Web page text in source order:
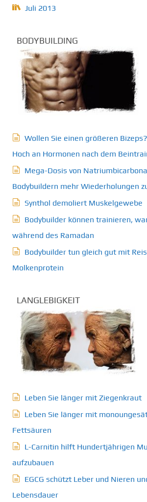
Juli 2013
BODYBUILDING
Wollen Sie einen größeren
Hoch an Hormonen nach dem
Mega-Dosis von
Bodybuildern mehr Wiederholungen
Synthol demoliert Muskelgewebe
Bodybuilder können trainieren,
während des Ramadan
Bodybuilder tun gleich gut mit
Molkenprotein
LANGLEBIGKEIT
Leben Sie länger mit Ziegenkraut
Leben Sie länger mit
Fettsäuren
L-Carnitin hilft Hundertjährigen
aufzubauen
EGCG schützt Leber und Nieren
Lebensdauer